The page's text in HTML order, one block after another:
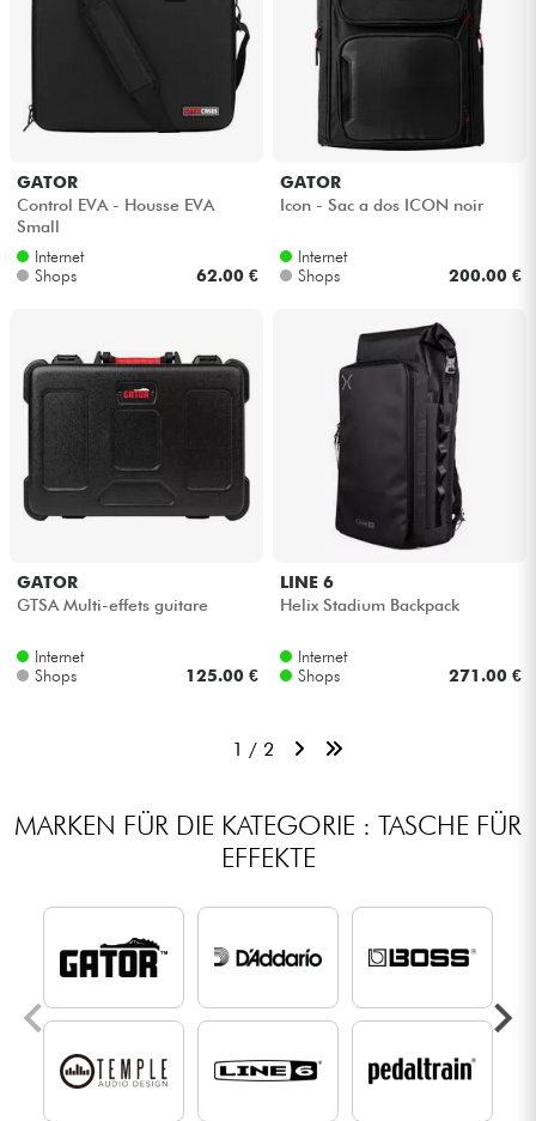
GATOR
Control EVA - Housse EVA
Small
Internet
Shops
62.00 €
GATOR
Icon - Sac a dos ICON noir
Internet
Shops
200.00 €
GATOR
GTSA Multi-effets guitare
Internet
Shops
125.00 €
LINE 6
Helix Stadium Backpack
Internet
Shops
271.00 €
1 / 2
MARKEN FÜR DIE KATEGORIE : TASCHE FÜR
EFFEKTE